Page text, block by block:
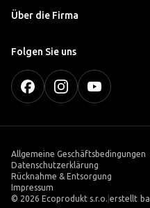
Über die Firma
Folgen Sie uns
Allgemeine Geschäftsbedingungen
Datenschutzerklärung
Rücknahme & Entsorgung
Impressum
© 2026 Ecoprodukt s.r.o. erstellt